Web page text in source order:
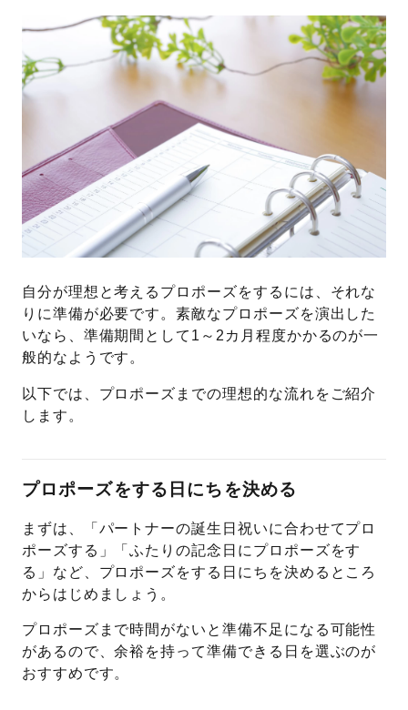
自分が理想と考えるプロポーズをするには、それな
りに準備が必要です。素敵なプロポーズを演出した
いなら、準備期間として1～2カ月程度かかるのが一
般的なようです。
以下では、プロポーズまでの理想的な流れをご紹介
します。
プロポーズをする日にちを決める
まずは、「パートナーの誕生日祝いに合わせてプロ
ポーズする」「ふたりの記念日にプロポーズをす
る」など、プロポーズをする日にちを決めるところ
からはじめましょう。
プロポーズまで時間がないと準備不足になる可能性
があるので、余裕を持って準備できる日を選ぶのが
おすすめです。